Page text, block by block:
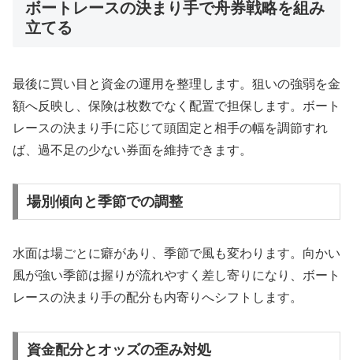
ボートレースの決まり手で舟券戦略を組み
立てる
最後に買い目と資金の運用を整理します。狙いの強弱を金
額へ反映し、保険は枚数でなく配置で担保します。ボート
レースの決まり手に応じて頭固定と相手の幅を調節すれ
ば、過不足の少ない券面を維持できます。
場別傾向と季節での調整
水面は場ごとに癖があり、季節で風も変わります。向かい
風が強い季節は握りが流れやすく差し寄りになり、ボート
レースの決まり手の配分も内寄りへシフトします。
資金配分とオッズの歪み対処